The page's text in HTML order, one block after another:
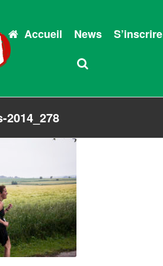
Accueil News S’inscrire
2014_278